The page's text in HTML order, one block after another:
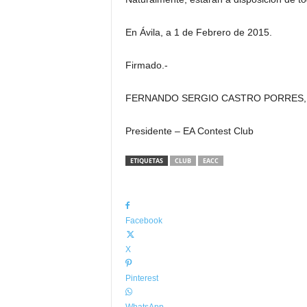
En Ávila, a 1 de Febrero de 2015.
Firmado.-
FERNANDO SERGIO CASTRO
Presidente – EA Contest Club
ETIQUETAS CLUB EACC
Facebook
X
Pinterest